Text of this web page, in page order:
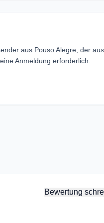
aus Pouso Alegre, der aus
Anmeldung erforderlich.
Bewertung